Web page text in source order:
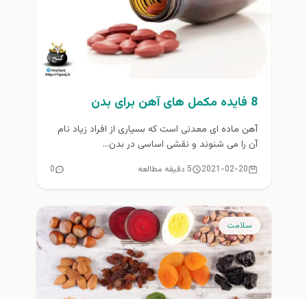
8 فایده مکمل های آهن برای بدن
آهن ماده ای معدنی است که بسیاری از افراد زیاد نام
آن را می شنوند و نقشی اساسی در بدن...
2021-02-20 5 دقیقه مطالعه 0
سلامت